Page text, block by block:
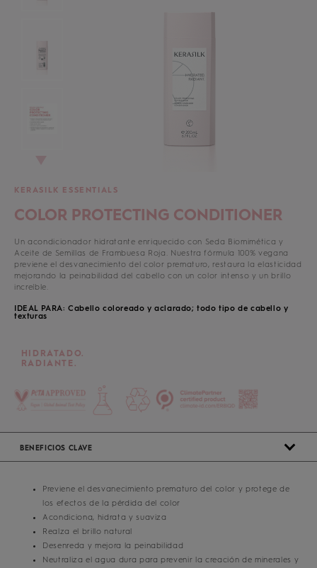
KERASILK ESSENTIALS
COLOR PROTECTING CONDITIONER
Un acondicionador hidratante enriquecido con Seda Biomimética y
Aceite de Semillas de Frambuesa Roja. Nuestra fórmula 100% vegana
previene el desvanecimiento del color prematuro, restaura la elasticidad
mejorando la peinabilidad del cabello con un color intenso y un brillo
increíble.
IDEAL PARA: Cabello coloreado y aclarado; todo tipo de cabello y
texturas
HIDRATADO.
RADIANTE.
BENEFICIOS CLAVE
Previene el desvanecimiento prematuro del color y protege de
los efectos de la pérdida del color
Acondiciona, hidrata y suaviza
Realza el brillo natural
Desenreda y mejora la peinabilidad
Neutraliza el agua dura para prevenir la creación de minerales y